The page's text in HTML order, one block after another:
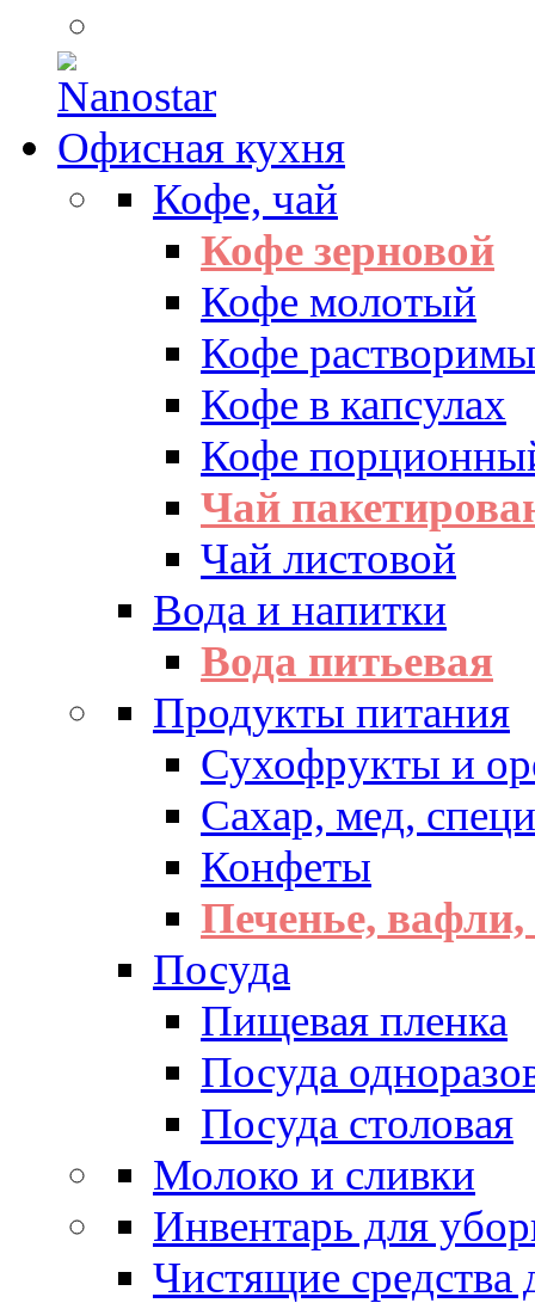
Офисная кухня
Кофе, чай
Кофе зерновой
Кофе молотый
Кофе
Кофе в капсулах
Кофе
Чай
Чай листовой
Вода и напитки
Вода питьевая
Продукты питания
Сухофрукты и
Сахар, мед,
Конфеты
Печенье,
Посуда
Пищевая пленка
Посуда
Посуда столовая
Молоко и сливки
Инвентарь для
Чистящие средства